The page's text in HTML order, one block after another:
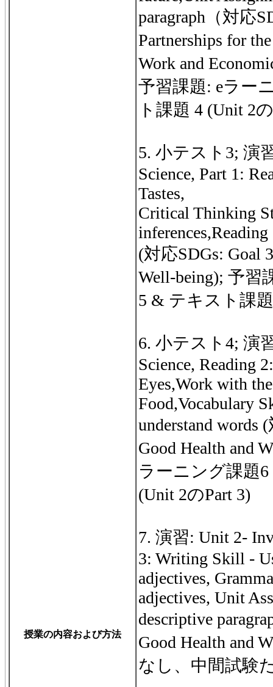
授業の内容および方法
paragraph（対応
Partnerships for
Work and
予習課題: eラー
ト課題 4 (Unit 2
5. 小テスト3; 演
Science, Part 1:
Tastes,
Critical Thinking
(対応SDGs: Goal
Well-being); 予習
5 & テキスト課
6. 小テスト4; 演
Science, Reading
Eyes,Work with
Food,Vocabulary
understand words
Good Health and
ラーニング課題
(Unit 2のPart 3)
7. 演習: Unit 2-
3: Writing Skill -
adjectives,
adjectives, Unit
descriptive
Good Health and
なし、中間試験